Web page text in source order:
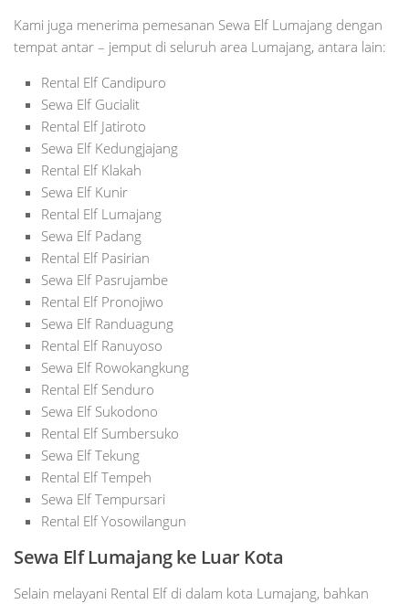
Kami juga menerima pemesanan Sewa Elf Lumajang dengan
tempat antar – jemput di seluruh area Lumajang, antara lain:
Rental Elf Candipuro
Sewa Elf Gucialit
Rental Elf Jatiroto
Sewa Elf Kedungjajang
Rental Elf Klakah
Sewa Elf Kunir
Rental Elf Lumajang
Sewa Elf Padang
Rental Elf Pasirian
Sewa Elf Pasrujambe
Rental Elf Pronojiwo
Sewa Elf Randuagung
Rental Elf Ranuyoso
Sewa Elf Rowokangkung
Rental Elf Senduro
Sewa Elf Sukodono
Rental Elf Sumbersuko
Sewa Elf Tekung
Rental Elf Tempeh
Sewa Elf Tempursari
Rental Elf Yosowilangun
Sewa Elf Lumajang ke Luar Kota
Selain melayani Rental Elf di dalam kota Lumajang, bahkan